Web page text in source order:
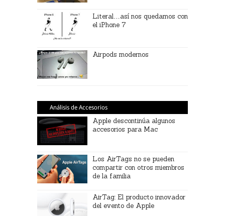
Literal…así nos quedamos con
el iPhone 7
Airpods modernos
Análisis de Accesorios
Apple descontinúa algunos
accesorios para Mac
Los AirTags no se pueden
compartir con otros miembros
de la familia
AirTag: El producto innovador
del evento de Apple